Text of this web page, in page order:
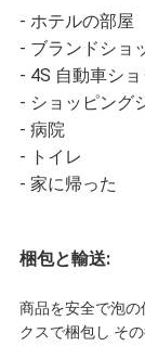
地
図
ラ
イ
- ホテルの部屋
- ブランドショ
- 4S 自動車シ
- ショッピング
- 病院
- トイレ
- 家に帰った
梱包と輸送:
商品を安全で泡
クスで梱包し そ